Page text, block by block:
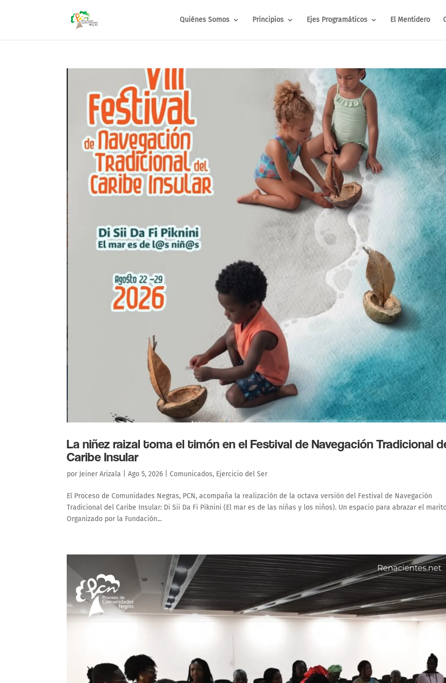
Quiénes Somos Principios Ejes Programáticos El Mentidero
La niñez raizal toma el timón en el Festival de Navegación Tradicional
Caribe Insular
por Jeiner Arizala |Ago 5, 2026 |Comunicados, Ejercicio del Ser
El Proceso de Comunidades Negras, PCN, acompaña la realización de la octava versión del Festival de Navegación
Tradicional del Caribe Insular: Di Sii Da Fi Piknini (El mar es de las niñas y los niños). Un espacio para abrazar el
Organizado por la Fundación...